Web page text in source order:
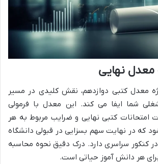
نهایی
معدل کتبی دوازدهم، نقش کلیدی در مسیر
شما ایفا می کند. این معدل با فرمولی
کتبی نهایی و ضرایب مربوط به هر
که در نهایت سهم بسزایی در قبولی دانشگاه
کنکور سراسری دارد. درک دقیق نحوه محاسبه
هر دانش آموز حیاتی است.